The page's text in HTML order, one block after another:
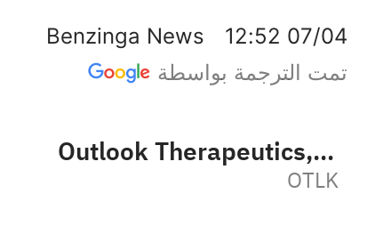
Benzinga News
12:52 07/04
تمت الترجمة بواسطة
Outlook Therapeutics, Inc.
OTLK